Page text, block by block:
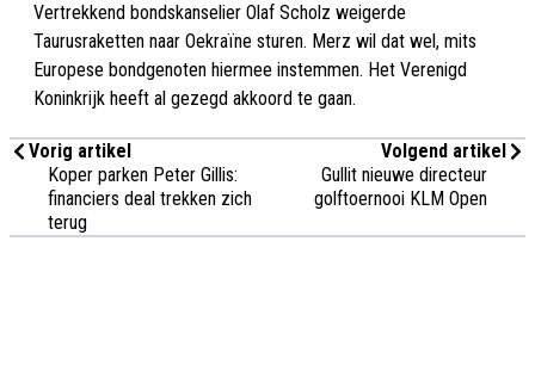
Vertrekkend bondskanselier Olaf Scholz weigerde
Taurusraketten naar Oekraïne sturen. Merz wil dat wel, mits
Europese bondgenoten hiermee instemmen. Het Verenigd
Koninkrijk heeft al gezegd akkoord te gaan.
Vorig artikel
Koper parken Peter Gillis:
financiers deal trekken zich
terug
Volgend artikel
Gullit nieuwe directeur
golftoernooi KLM Open